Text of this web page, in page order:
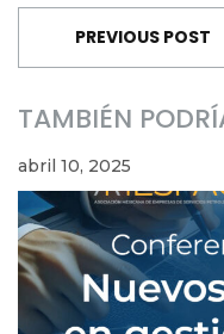
PREVIOUS POST
TAMBIÉN
abril 10, 2025